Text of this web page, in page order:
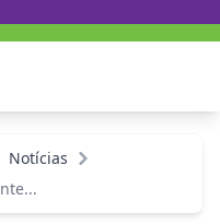
Notícias